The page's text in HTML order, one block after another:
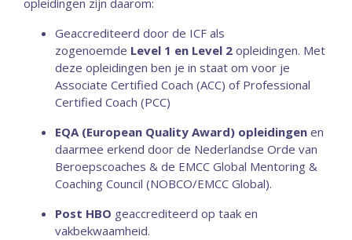
opleidingen zijn daarom:
Geaccrediteerd door de ICF als
zogenoemde Level 1 en Level 2 opleidingen. Met
deze opleidingen ben je in staat om voor je
Associate Certified Coach (ACC) of Professional
Certified Coach (PCC)
EQA (European Quality Award) opleidingen en
daarmee erkend door de Nederlandse Orde van
Beroepscoaches & de EMCC Global Mentoring &
Coaching Council (NOBCO/EMCC Global).
Post HBO geaccrediteerd op taak en
vakbekwaamheid.